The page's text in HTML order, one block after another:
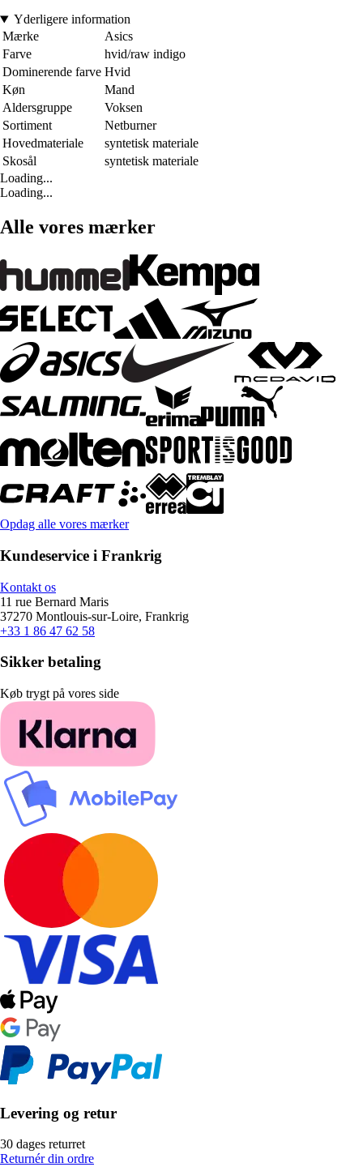
Yderligere information
Mærke
Asics
Farve
hvid/raw indigo
Dominerende farve Hvid
Køn
Mand
Aldersgruppe
Voksen
Sortiment
Netburner
Hovedmateriale
syntetisk materiale
Skosål
syntetisk materiale
Loading...
Loading...
Alle vores mærker
Opdag alle vores mærker
Kundeservice i Frankrig
Kontakt os
11 rue Bernard Maris
37270 Montlouis-sur-Loire, Frankrig
+33 1 86 47 62 58
Sikker betaling
Køb trygt på vores side
Levering og retur
30 dages returret
Returnér din ordre